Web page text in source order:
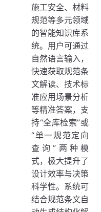
施工安全、材料
规范等多元领域
的智能知识库系
统。用户可通过
自然语言输入，
快速获取规范条
文解读、技术标
准应用场景分析
等精准答案，支
持“全库检索”或
“单一规范定向
查询”两种模
式，极大提升了
设计效率与决策
科学性。系统可
结合规范条文自